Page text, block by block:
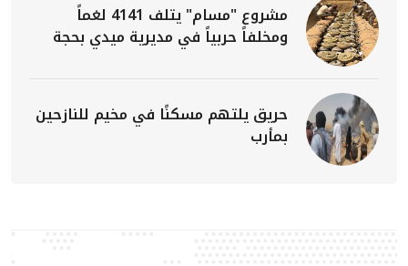
مشروع "مسام" يتلف 4141 لغماً
ومخلفاً حربياً في مديرية ميدي بحجة
حريق يلتهم مسكنًا في مخيم للنازحين
بمأرب